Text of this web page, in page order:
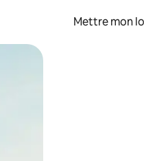
Mettre mon